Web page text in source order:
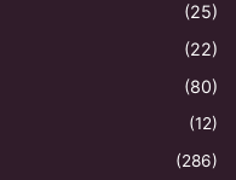
(25)
(22)
(80)
(12)
(286)